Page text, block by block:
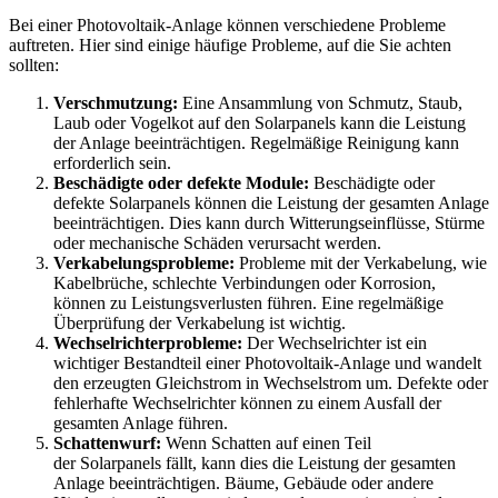
Bei einer Photovoltaik-Anlage können verschiedene Probleme
auftreten. Hier sind einige häufige Probleme, auf die Sie achten
sollten:
Verschmutzung: Eine Ansammlung von Schmutz, Staub,
Laub oder Vogelkot auf den Solarpanels kann die Leistung
der Anlage beeinträchtigen. Regelmäßige Reinigung kann
erforderlich sein.
Beschädigte oder defekte Module: Beschädigte oder
defekte Solarpanels können die Leistung der gesamten Anlage
beeinträchtigen. Dies kann durch Witterungseinflüsse, Stürme
oder mechanische Schäden verursacht werden.
Verkabelungsprobleme: Probleme mit der Verkabelung, wie
Kabelbrüche, schlechte Verbindungen oder Korrosion,
können zu Leistungsverlusten führen. Eine regelmäßige
Überprüfung der Verkabelung ist wichtig.
Wechselrichterprobleme: Der Wechselrichter ist ein
wichtiger Bestandteil einer Photovoltaik-Anlage und wandelt
den erzeugten Gleichstrom in Wechselstrom um. Defekte oder
fehlerhafte Wechselrichter können zu einem Ausfall der
gesamten Anlage führen.
Schattenwurf: Wenn Schatten auf einen Teil
der Solarpanels fällt, kann dies die Leistung der gesamten
Anlage beeinträchtigen. Bäume, Gebäude oder andere